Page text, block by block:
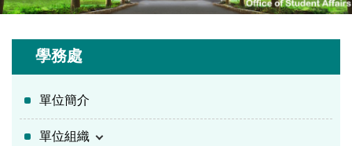
學務處
單位簡介
單位組織